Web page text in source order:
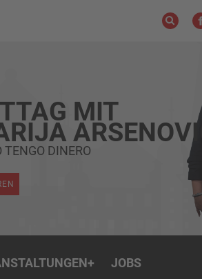
MIT
ARSENOVIC
DINERO
+ JOBS